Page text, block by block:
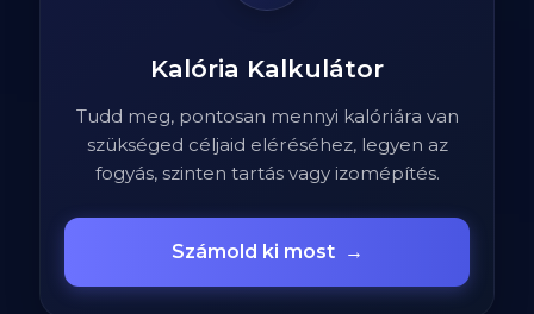
Kalória Kalkulátor
Tudd meg, pontosan mennyi kalóriára van
szükséged céljaid eléréséhez, legyen az
fogyás, szinten tartás vagy izomépítés.
Számold ki most →